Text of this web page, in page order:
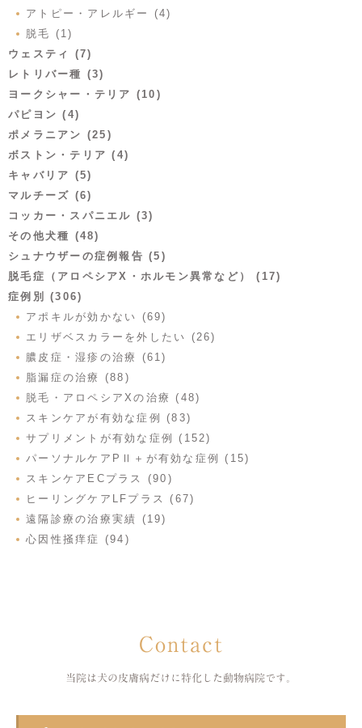
アトピー・アレルギー (4)
脱毛 (1)
ウェスティ (7)
レトリバー種 (3)
ヨークシャー・テリア (10)
パピヨン (4)
ポメラニアン (25)
ボストン・テリア (4)
キャバリア (5)
マルチーズ (6)
コッカー・スパニエル (3)
その他犬種 (48)
シュナウザーの症例報告 (5)
脱毛症（アロペシアX・ホルモン異常など） (17)
症例別 (306)
アポキルが効かない (69)
エリザベスカラーを外したい (26)
膿皮症・湿疹の治療 (61)
脂漏症の治療 (88)
脱毛・アロペシアXの治療 (48)
スキンケアが有効な症例 (83)
サプリメントが有効な症例 (152)
パーソナルケアPⅡ＋が有効な症例 (15)
スキンケアECプラス (90)
ヒーリングケアLFプラス (67)
遠隔診療の治療実績 (19)
心因性掻痒症 (94)
Contact
当院は犬の皮膚病だけに特化した 動物病院です。